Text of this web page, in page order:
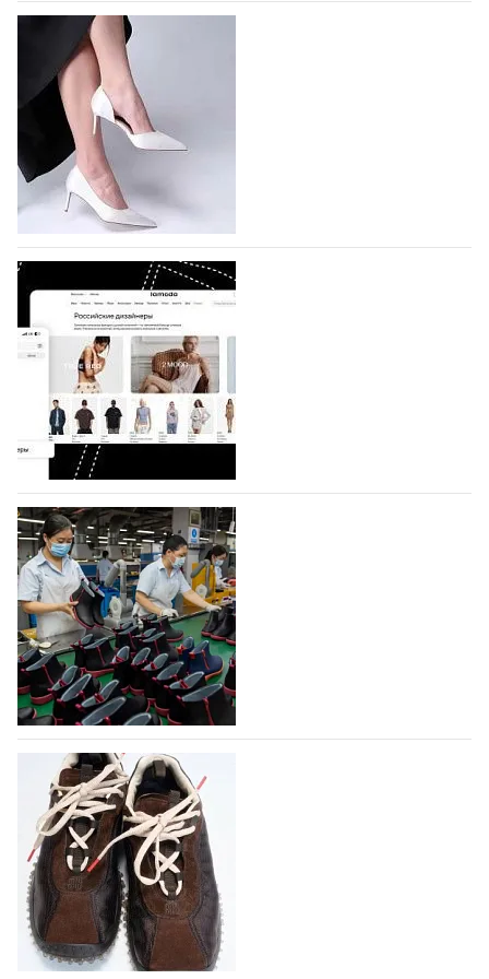
На участие в Московской неделе моды
подано 1047 заявок
На участие в седьмой Московской неделе моды,
которая пройдет в российской столице с 26 сентября
по 1 октября, уже подано 1047 заявок. Примерно
половину из них (494) прислали дизайнеры,
коллекции которых не были представлены в…
07.08.2026 608
BALLINA представит свои новинки на Euro
Shoes
Компания BALLINA Guangzhou Lihuang Footwear
Co., Ltd., основанная в 2011 году и расположенная в
Гуанчжоу, столице моды Китая, является
профессиональной обувной компанией,
объединяющей разработку, производство и…
07.08.2026 466
На платформе Lamoda - новый раздел и
условия продвижения локальных
дизайнерских марок
Российский маркетплейс Lamoda решил обновить
раздел для продажи продукции локальных
дизайнерских марок одежды, обуви и аксессуаров.
Бренды также получат маркетинговую…
06.08.2026 630
Объем мирового производства обуви в
2025 году практически не увеличился
В 2025 году мировое производство обуви
практически не изменилось, зафиксировав
незначительный рост на 0,1% до 24,6 млрд пар, -
данные опубликованы в аналитическом вестнике
«Всемирный ежегодник обуви 2026», Португальской